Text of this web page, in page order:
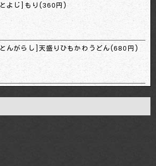
[とよじ]もり(360円)
[とんがらし]天盛りひもかわうどん(680円)